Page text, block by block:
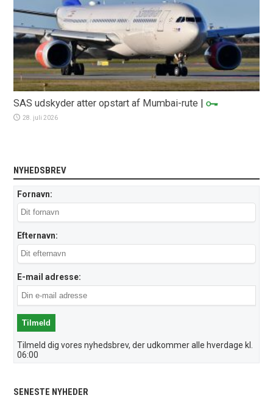
SAS udskyder atter opstart af Mumbai-rute |
28. juli 2026
NYHEDSBREV
Fornavn:
Efternavn:
E-mail adresse:
Tilmeld dig vores nyhedsbrev, der udkommer alle hverdage kl.
06:00
SENESTE NYHEDER